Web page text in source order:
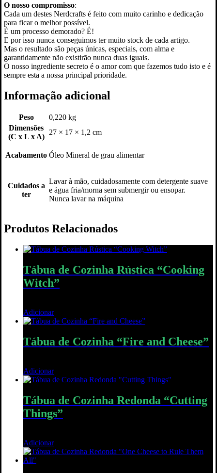
O nosso compromisso:
Cada um destes Nerdcrafts é feito com muito carinho e dedicação
para ficar o melhor possível.
É um processo demorado? É!
E por isso nunca conseguimos ter muito stock de cada artigo.
Mas o resultado são peças únicas, especiais, com alma e
garantidamente não existirão nunca duas iguais.
O nosso ingrediente secreto é o amor com que fazemos tudo isto e é
sempre esta a nossa principal prioridade.
Informação adicional
Peso
0,220 kg
Dimensões
(C x L x A)
27 × 17 × 1,2 cm
Acabamento Óleo Mineral de grau alimentar
Cuidados a
ter
Lavar à mão, cuidadosamente com detergente suave
e água fria/morna sem submergir ou ensopar.
Nunca lavar na máquina
Produtos Relacionados
Tábua de Cozinha Rústica “Cooking
Witch”
Adicionar
Tábua de Cozinha “Fire and Cheese”
Adicionar
Tábua de Cozinha Redonda “Cutting
Things”
Adicionar